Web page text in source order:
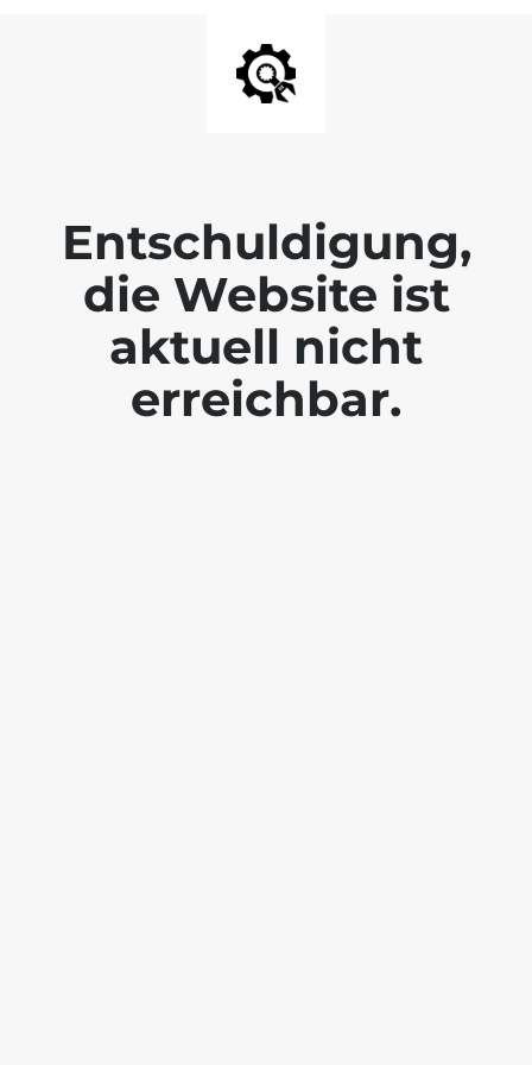
Entschuldigung,
die Website ist
aktuell nicht
erreichbar.